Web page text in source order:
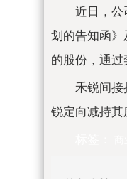
近日，公
划的告知函》
的股份，通过
禾锐间接
锐定向减持其